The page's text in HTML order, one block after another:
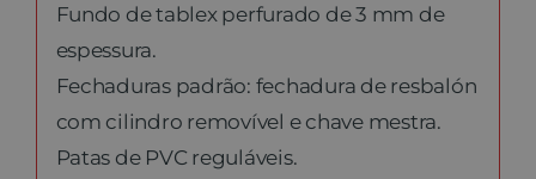
Fundo de tablex perfurado de 3 mm de
espessura.
Fechaduras padrão: fechadura de resbalón
com cilindro removível e chave mestra.
Patas de PVC reguláveis.